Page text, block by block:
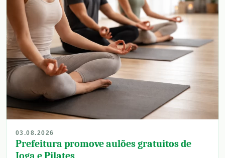
03.08.2026
Prefeitura promove aulões gratuitos de